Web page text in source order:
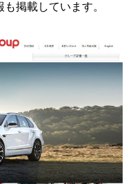
掲載しています。